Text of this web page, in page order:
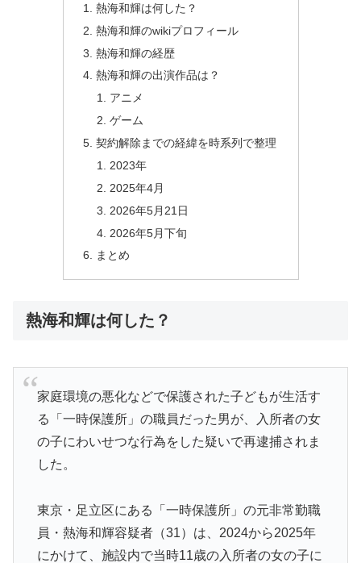
熱海和輝は何した？
熱海和輝のwikiプロフィール
熱海和輝の経歴
熱海和輝の出演作品は？
アニメ
ゲーム
契約解除までの経緯を時系列で整理
2023年
2025年4月
2026年5月21日
2026年5月下旬
まとめ
熱海和輝は何した？
家庭環境の悪化などで保護された子どもが生活す
る「一時保護所」の職員だった男が、入所者の女
の子にわいせつな行為をした疑いで再逮捕されま
した。
東京・足立区にある「一時保護所」の元非常勤職
員・熱海和輝容疑者（31）は、2024から2025年
にかけて、施設内で当時11歳の入所者の女の子に